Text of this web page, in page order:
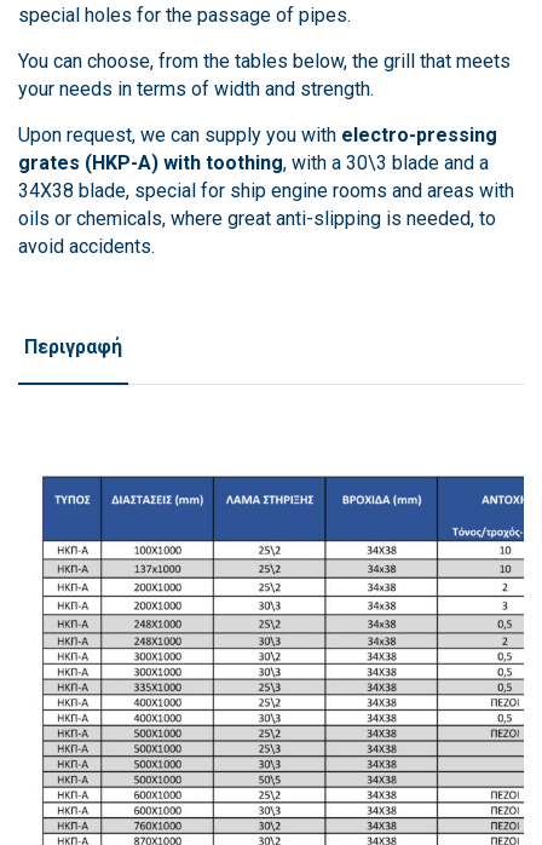
special holes for the passage of pipes.
You can choose, from the tables below, the grill that meets
your needs in terms of width and strength.
Upon request, we can supply you with electro-pressing
grates (HKP-A) with toothing, with a 30\3 blade and a
34X38 blade, special for ship engine rooms and areas with
oils or chemicals, where great anti-slipping is needed, to
avoid accidents.
Περιγραφή